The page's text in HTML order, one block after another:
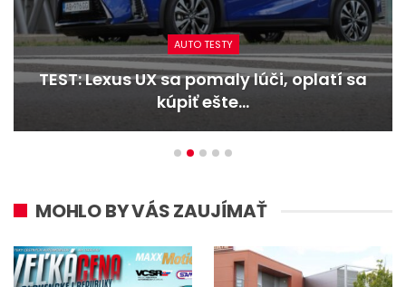
AUTO TESTY
TEST: Lexus UX sa pomaly lúči, oplatí sa
kúpiť ešte…
MOHLO BY VÁS ZAUJÍMAŤ